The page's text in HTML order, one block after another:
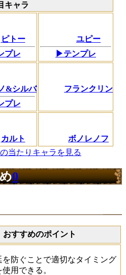
キャラ
ピトー
プレ
ユピー
▶テンプレ
&シルバ
プレ
フランクリン
カルト
ボノレノフ
当たりキャラを見る
0
おすすめのポイント
を防ぐことで適切なタイミング
用できる。